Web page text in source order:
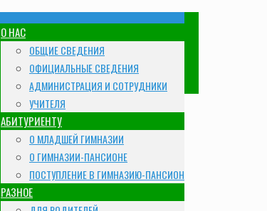
О НАС
ОБЩИЕ СВЕДЕНИЯ
ОФИЦИАЛЬНЫЕ СВЕДЕНИЯ
АДМИНИСТРАЦИЯ И СОТРУДНИКИ
УЧИТЕЛЯ
АБИТУРИЕНТУ
О МЛАДШЕЙ ГИМНАЗИИ
О ГИМНАЗИИ-ПАНСИОНЕ
ПОСТУПЛЕНИЕ В ГИМНАЗИЮ-ПАНСИОН
РАЗНОЕ